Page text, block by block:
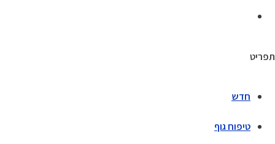
תפריט
חדש
טיפוח גוף